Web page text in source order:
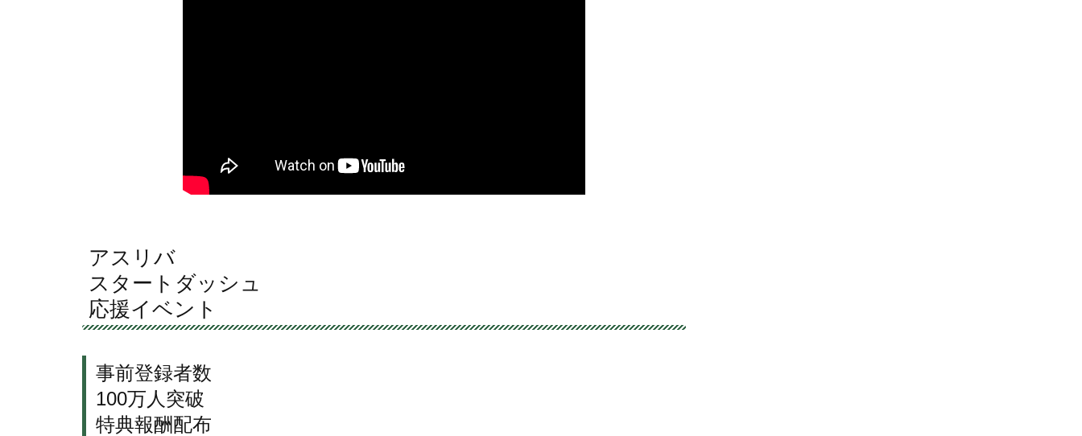
アスリバ
スタートダッシュ
応援イベント
事前登録者数
100万人突破
特典報酬配布